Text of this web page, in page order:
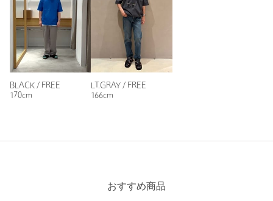
ニックネーム： M
投稿日： 2025年8月14日
購入カラー：BLACK
カジュアルからビジネスまで使えそうなんで購入しました
グラスコードは初めて使いますが装着しやすいので買って良か
ったです
身長：166cm
BLACK / FREE
170cm
LT.GRAY / FREE
166cm
おすすめ商品